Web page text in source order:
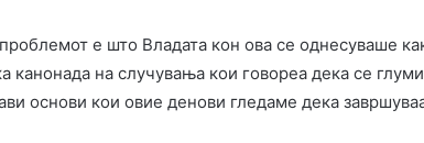
е што Владата кон ова се однесуваше
канонада на случувања кои говореа дека се
основи кои овие денови гледаме дека